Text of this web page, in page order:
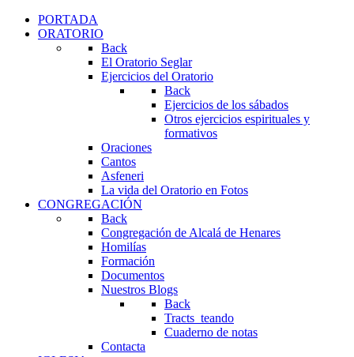
PORTADA
ORATORIO
Back
El Oratorio Seglar
Ejercicios del Oratorio
Back
Ejercicios de los sábados
Otros ejercicios espirituales y
formativos
Oraciones
Cantos
Asfeneri
La vida del Oratorio en Fotos
CONGREGACIÓN
Back
Congregación de Alcalá de Henares
Homilías
Formación
Documentos
Nuestros Blogs
Back
Tracts_teando
Cuaderno de notas
Contacta